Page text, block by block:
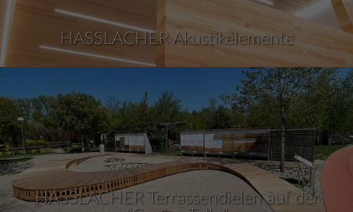
HASSLACHER Akustikelemente
HASSLACHER Terrassendielen auf der